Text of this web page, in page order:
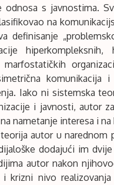
odnosa s javnostima.
na
definisanje
komunikacija
Iako ni sistemska
i javnosti, autor
nametanje interesa i
autor u
dodajući im
autor nakon
i krizni nivo